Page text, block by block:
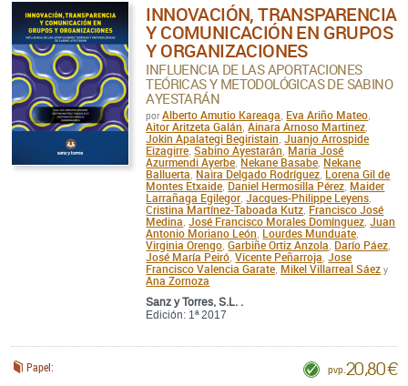
INNOVACIÓN, TRANSPARENCIA
Y COMUNICACIÓN EN GRUPOS
Y ORGANIZACIONES
INFLUENCIA DE LAS APORTACIONES
TEÓRICAS Y METODOLÓGICAS DE SABINO
AYESTARÁN
por Alberto Amutio Kareaga Eva Ariño Mateo
Aitor Aritzeta Galán Ainara Arnoso Martinez
Jokin Apalategi Begiristain Juanjo Arrospide
Eizagirre ,Sabino Ayestarán Maria José
Azurmendi Ayerbe Nekane Basabe Nekane
Balluerta Naira Delgado Rodríguez Lorena Gil de
Montes Etxaide Daniel Hermosilla Pérez Maider
Larrañaga Egilegor Jacques-Philippe Leyens
Cristina Martínez-Taboada Kutz Francisco José
Medina José Francisco Morales Domínguez Juan
Antonio Moriano León Lourdes Munduate
Virginia Orengo ,Garbiñe Ortiz Anzola Darío Páez
José María Peiró ,Vicente Peñarroja Jose
Francisco Valencia Garate Mikel Villarreal Sáez y
Ana Zornoza
Sanz y Torres, S.L. .
Edición: 1ª 2017
Papel: pvp. 20,80 €